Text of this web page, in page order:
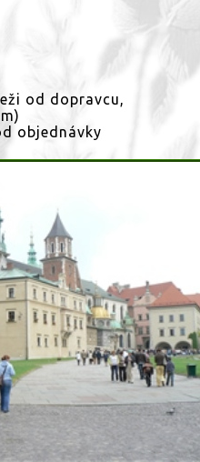
od dopravcu,
objednávky